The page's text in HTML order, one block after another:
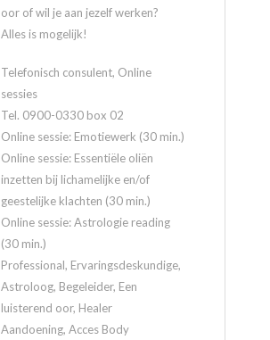
oor of wil je aan jezelf werken?
Alles is mogelijk!
Telefonisch consulent, Online
sessies
Tel. 0900-0330 box 02
Online sessie: Emotiewerk (30 min.)
Online sessie: Essentiële oliën
inzetten bij lichamelijke en/of
geestelijke klachten (30 min.)
Online sessie: Astrologie reading
(30 min.)
Professional, Ervaringsdeskundige,
Astroloog, Begeleider, Een
luisterend oor, Healer
Aandoening, Acces Body